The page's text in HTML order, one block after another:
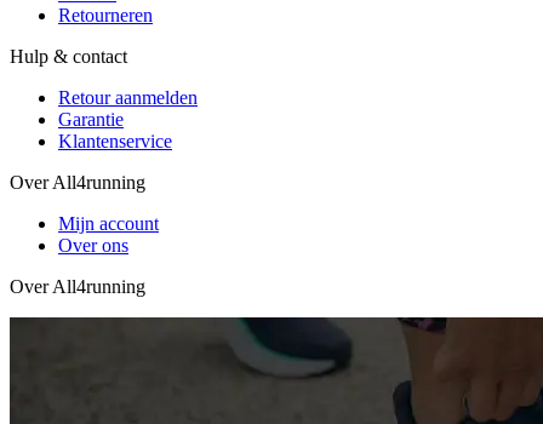
Retourneren
Hulp & contact
Retour aanmelden
Garantie
Klantenservice
Over All4running
Mijn account
Over ons
Over All4running